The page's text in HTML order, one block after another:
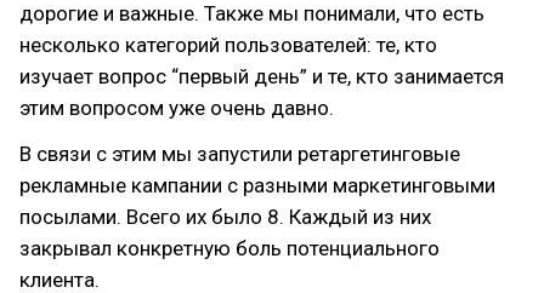
дорогие и важные. Также мы понимали, что есть
несколько категорий пользователей: те, кто
изучает вопрос “первый день” и те, кто занимается
этим вопросом уже очень давно.
В связи с этим мы запустили ретаргетинговые
рекламные кампании с разными маркетинговыми
посылами. Всего их было 8. Каждый из них
закрывал конкретную боль потенциального
клиента.